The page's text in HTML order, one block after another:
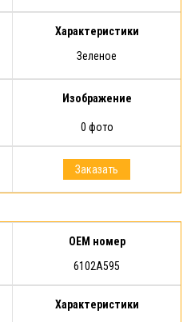
Характеристики
Зеленое
Изображение
0 фото
Заказать
OEM номер
6102A595
Характеристики